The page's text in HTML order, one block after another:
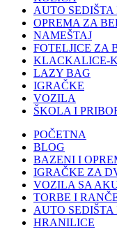
AUTO SEDIŠTA
OPREMA ZA
NAMEŠTAJ
FOTELJICE ZA
KLACKALICE-
LAZY BAG
IGRAČKE
VOZILA
ŠKOLA I
POČETNA
BLOG
BAZENI I
IGRAČKE ZA
VOZILA SA
TORBE I
AUTO SEDIŠTA
HRANILICE